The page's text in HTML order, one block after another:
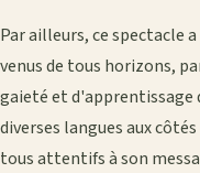
Par ailleurs, ce spectacle
venus de tous horizons,
gaieté et d'apprentissage
diverses langues aux
tous attentifs à son